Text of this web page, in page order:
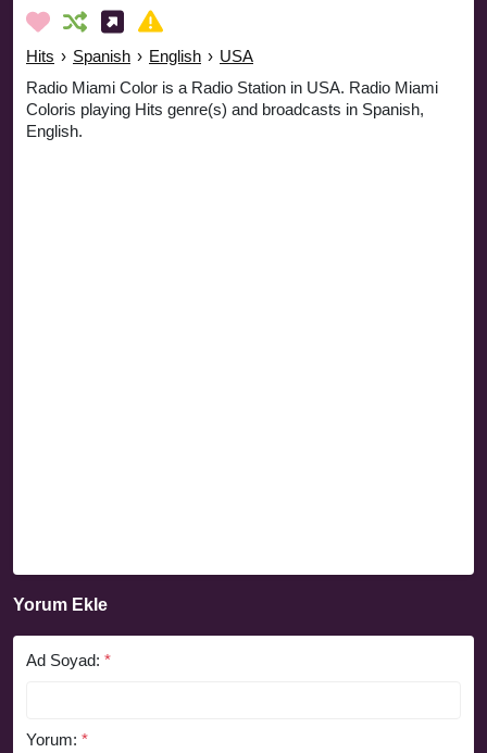
Hits › Spanish › English › USA
Radio Miami Color is a Radio Station in USA. Radio Miami
Coloris playing Hits genre(s) and broadcasts in Spanish,
English.
Yorum Ekle
Ad Soyad: *
Yorum: *